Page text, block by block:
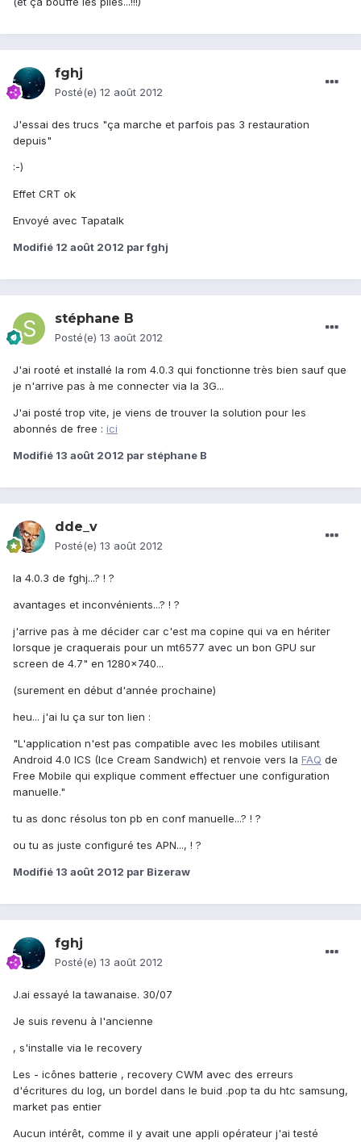
fghj
Posté(e) 12 août 2012
J'essai des trucs "ça marche et parfois pas 3 restauration
depuis"
:-)
Effet CRT ok
Envoyé avec Tapatalk
Modifié 12 août 2012 par fghj
stéphane B
Posté(e) 13 août 2012
J'ai rooté et installé la rom 4.0.3 qui fonctionne très bien sauf que
je n'arrive pas à me connecter via la 3G...
J'ai posté trop vite, je viens de trouver la solution pour les
abonnés de free : ici
Modifié 13 août 2012 par stéphane B
dde_v
Posté(e) 13 août 2012
la 4.0.3 de fghj...? ! ?
avantages et inconvénients...? ! ?
j'arrive pas à me décider car c'est ma copine qui va en hériter
lorsque je craquerais pour un mt6577 avec un bon GPU sur
screen de 4.7" en 1280x740...
(surement en début d'année prochaine)
heu... j'ai lu ça sur ton lien :
"L'application n'est pas compatible avec les mobiles utilisant
Android 4.0 ICS (Ice Cream Sandwich) et renvoie vers la FAQ de
Free Mobile qui explique comment effectuer une configuration
manuelle."
tu as donc résolus ton pb en conf manuelle...? ! ?
ou tu as juste configuré tes APN..., ! ?
Modifié 13 août 2012 par Bizeraw
fghj
Posté(e) 13 août 2012
J.ai essayé la tawanaise. 30/07
Je suis revenu à l'ancienne
, s'installe via le recovery
Les - icônes batterie , recovery CWM avec des erreurs
d'écritures du log, un bordel dans le buid .pop ta du htc samsung,
market pas entier
Aucun intérêt, comme il y avait une appli opérateur j'ai testé